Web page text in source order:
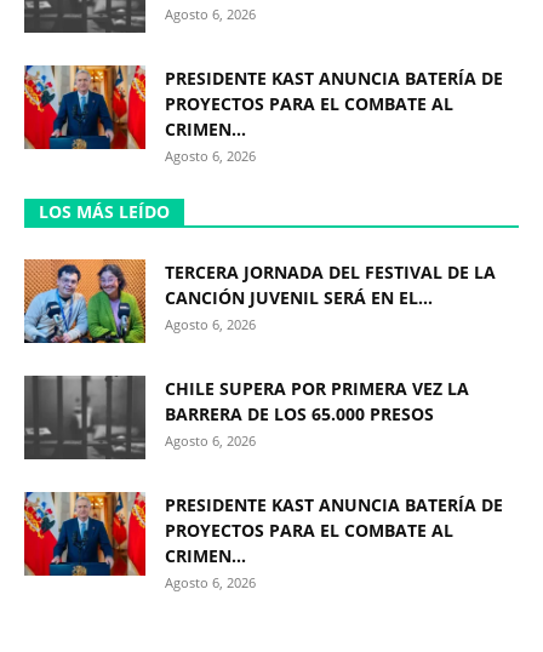
Agosto 6, 2026
PRESIDENTE KAST ANUNCIA BATERÍA DE
PROYECTOS PARA EL COMBATE AL
CRIMEN...
Agosto 6, 2026
LOS MÁS LEÍDO
TERCERA JORNADA DEL FESTIVAL DE LA
CANCIÓN JUVENIL SERÁ EN EL...
Agosto 6, 2026
CHILE SUPERA POR PRIMERA VEZ LA
BARRERA DE LOS 65.000 PRESOS
Agosto 6, 2026
PRESIDENTE KAST ANUNCIA BATERÍA DE
PROYECTOS PARA EL COMBATE AL
CRIMEN...
Agosto 6, 2026